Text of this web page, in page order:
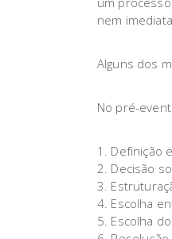
nem imediata.
Alguns dos
No pré-
Definição
Decisão
Escolha
Escolha